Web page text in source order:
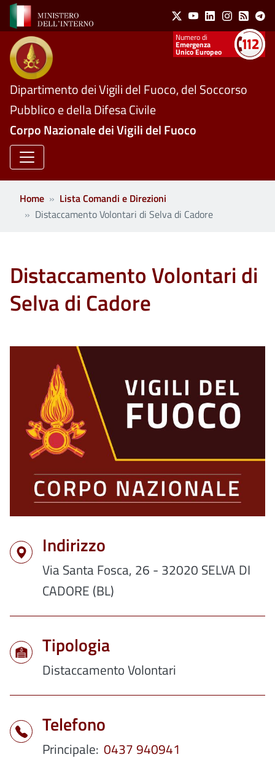
Salta al contenuto principale Social Menu
X YoutubeLinkedinInstagram
Feed
Numeri utili
Emergenza
Unico Europeo
Dipartimento dei Vigili del Fuoco, del Soccorso
Pubblico e della Difesa Civile
Corpo Nazionale dei Vigili del Fuoco
Home
Lista Comandi e Direzioni
Distaccamento Volontari di Selva di Cadore
Distaccamento Volontari di
Selva di Cadore
Indirizzo
Via Santa Fosca, 26 - 32020 SELVA DI
CADORE (BL)
Tipologia
Distaccamento Volontari
Telefono
Principale 0437 940941